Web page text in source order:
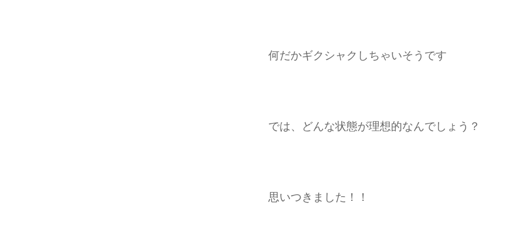
何だかギクシャクしちゃいそうです
では、どんな状態が理想的なんでしょう？
思いつきました！！